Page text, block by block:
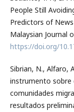
People Still
Predictors of
Malaysian Journal
https://doi.org/
Sibrian, N., Alfaro,
instrumento sobre
comunidades
resultados